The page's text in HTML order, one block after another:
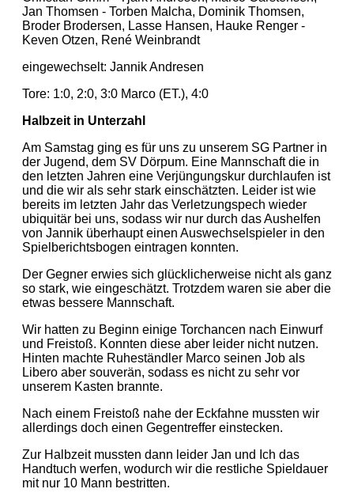
Jan Thomsen - Torben Malcha, Dominik Thomsen,
Broder Brodersen, Lasse Hansen, Hauke Renger -
Keven Otzen, René Weinbrandt
eingewechselt: Jannik Andresen
Tore: 1:0, 2:0, 3:0 Marco (ET.), 4:0
Halbzeit in Unterzahl
Am Samstag ging es für uns zu unserem SG Partner in
der Jugend, dem SV Dörpum. Eine Mannschaft die in
den letzten Jahren eine Verjüngungskur durchlaufen ist
und die wir als sehr stark einschätzten. Leider ist wie
bereits im letzten Jahr das Verletzungspech wieder
ubiquitär bei uns, sodass wir nur durch das Aushelfen
von Jannik überhaupt einen Auswechselspieler in den
Spielberichtsbogen eintragen konnten.
Der Gegner erwies sich glücklicherweise nicht als ganz
so stark, wie eingeschätzt. Trotzdem waren sie aber die
etwas bessere Mannschaft.
Wir hatten zu Beginn einige Torchancen nach Einwurf
und Freistoß. Konnten diese aber leider nicht nutzen.
Hinten machte Ruheständler Marco seinen Job als
Libero aber souverän, sodass es nicht zu sehr vor
unserem Kasten brannte.
Nach einem Freistoß nahe der Eckfahne mussten wir
allerdings doch einen Gegentreffer einstecken.
Zur Halbzeit mussten dann leider Jan und Ich das
Handtuch werfen, wodurch wir die restliche Spieldauer
mit nur 10 Mann bestritten.